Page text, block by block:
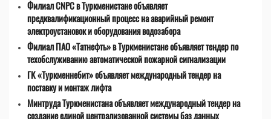
Филиал CNPC в Туркменистане объявляет
предквалификационный процесс на аварийный ремонт
электроустановок и оборудования водозабора
Филиал ПАО «Татнефть» в Туркменистане объявляет тендер по
техобслуживанию автоматической пожарной сигнализации
ГК «Туркменнебит» объявляет международный тендер на
поставку и монтаж лифта
Минтруда Туркменистана объявляет международный тендер на
создание единой централизованной системы баз данных